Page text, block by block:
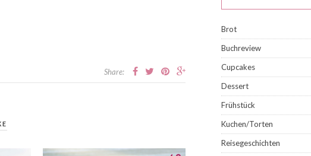
Share:
Brot
Buchreview
Cupcakes
Dessert
Frühstück
Kuchen/Torten
Reisegeschichten